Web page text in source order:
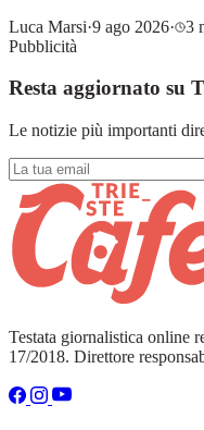
Luca Marsi·9 ago 2026·
3
Pubblicità
Resta aggiornato su
Le notizie più importanti
Testata giornalistica online
17/2018. Direttore